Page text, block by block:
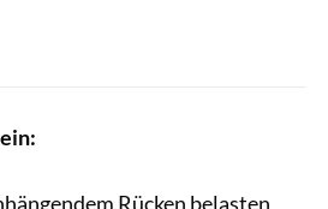
Rücken belasten